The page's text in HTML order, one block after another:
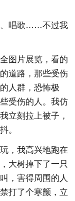
、唱歌……不过我
图片展览，看的
道路，那些受伤
人群，恐怖极
受伤的人。我仿
立刻拉上被子，
。
，我高兴地跑在
大树掉下了一只
，害得周围的人
打了个寒颤，立